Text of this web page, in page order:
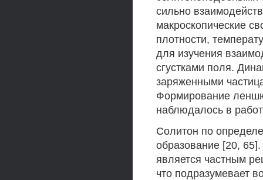
сильно
макроскопические
плотности,
для изучения
сгустками поля.
заряженными
Формирование
наблюдалось в
Солитон по
образование [20,
является частным
что подразумевает